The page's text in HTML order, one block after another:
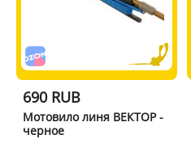
690 RUB
Мотовило линя ВЕКТОР -
черное